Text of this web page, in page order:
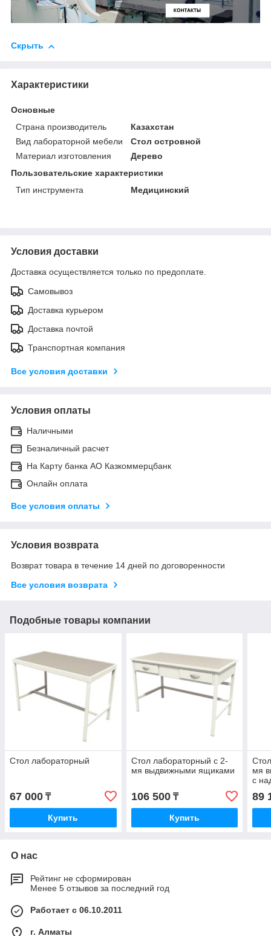
Скрыть
Характеристики
Основные
Страна производитель
Казахстан
Вид лабораторной мебели
Стол островной
Материал изготовления
Дерево
Пользовательские характеристики
Тип инструмента
Медицинский
Условия доставки
Доставка осуществляется только по предоплате.
Самовывоз
Доставка курьером
Доставка почтой
Транспортная компания
Все условия доставки
Условия оплаты
Наличными
Безналичный расчет
На Карту банка АО Казкоммерцбанк
Онлайн оплата
Все условия оплаты
Условия возврата
Возврат товара в течение 14 дней по договоренности
Все условия возврата
Подобные товары компании
Стол лабораторный
67 000 ₸
Купить
Стол лабораторный с 2-
мя выдвижными ящиками
106 500₸
Купить
мя
с
89
О нас
Рейтинг не сформирован
Менее 5 отзывов за последний год
Работает с 06.10.2011
г. Алматы